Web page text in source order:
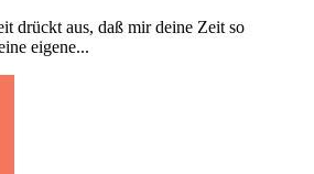
drückt aus, daß mir deine Zeit so
eigene...